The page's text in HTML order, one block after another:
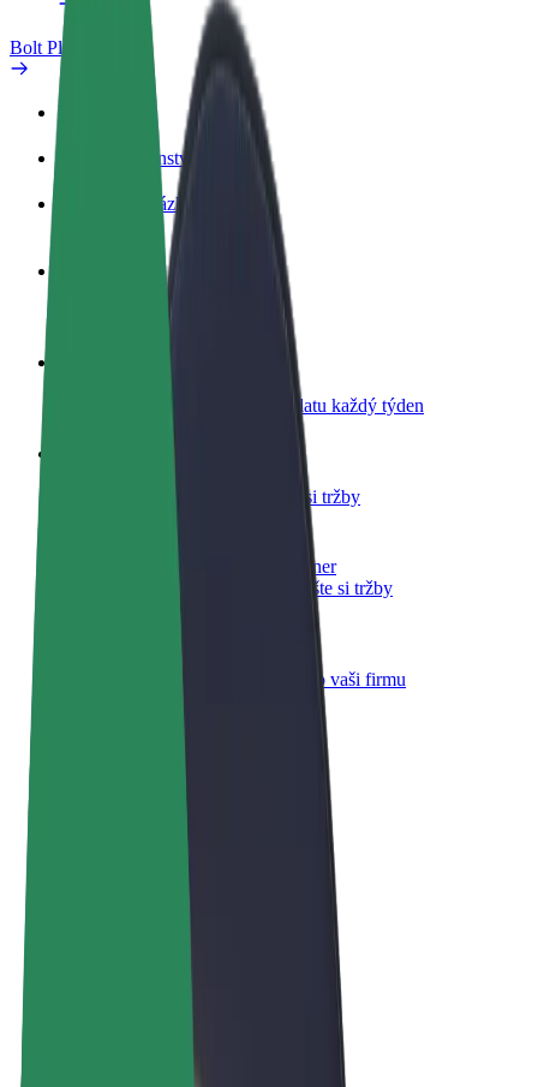
Bolt Plus
Výhody
Jak získat členství
Nejčastější otázky
Staňte se řidičem
Vydělávejte podle sebe
Doručujte jídlo a dostávejte výplatu každý týden
Oslovte více zákazníků a zvyšte si tržby
Zaregistrujte se jako flotilový partner
Přidejte svou flotilu k Boltu a zvyšte si tržby
Bolt for Business
Produkty a služby Boltu přesně pro vaši firmu